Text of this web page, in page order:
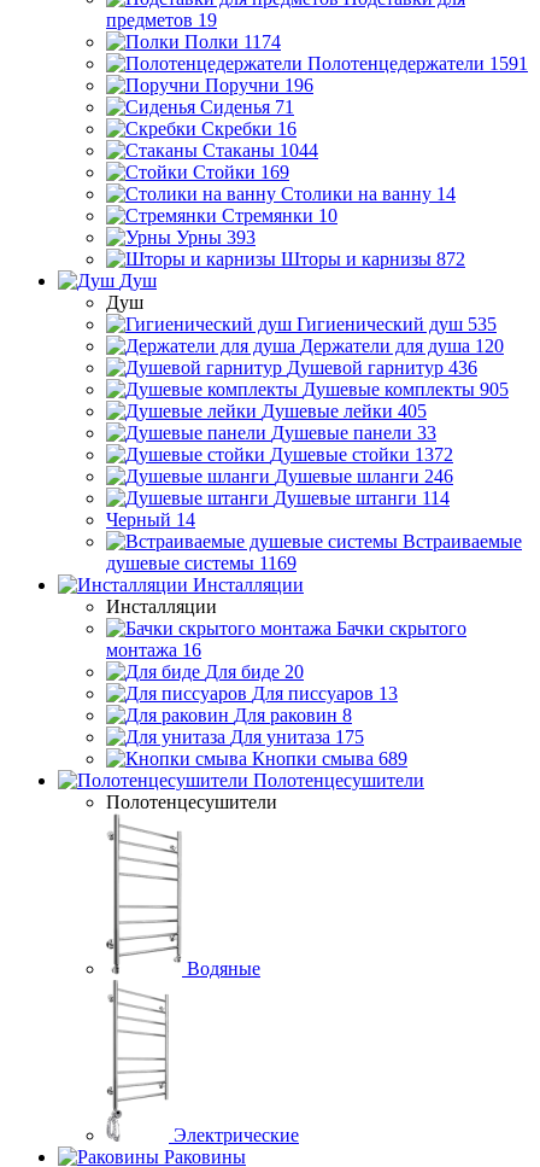
предметов 19
Полки 1174
Полотенцедержатели 1591
Поручни 196
Сиденья 71
Скребки 16
Стаканы 1044
Стойки 169
Столики на ванну 14
Стремянки 10
Урны 393
Шторы и карнизы 872
Душ
Душ
Гигиенический душ 535
Держатели для душа 120
Душевой гарнитур 436
Душевые комплекты 905
Душевые лейки 405
Душевые панели 33
Душевые стойки 1372
Душевые шланги 246
Душевые штанги 114
Черный 14
Встраиваемые
душевые системы 1169
Инсталляции
Инсталляции
Бачки скрытого
монтажа 16
Для биде 20
Для писсуаров 13
Для раковин 8
Для унитаза 175
Кнопки смыва 689
Полотенцесушители
Полотенцесушители
Водяные
Электрические
Раковины